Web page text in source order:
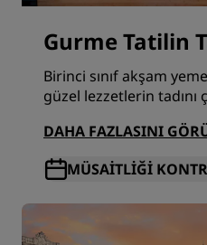
Gurme Tatilin
Birinci sınıf akşam
güzel lezzetlerin tadını
DAHA FAZLASINI
MÜSAITLIĞI